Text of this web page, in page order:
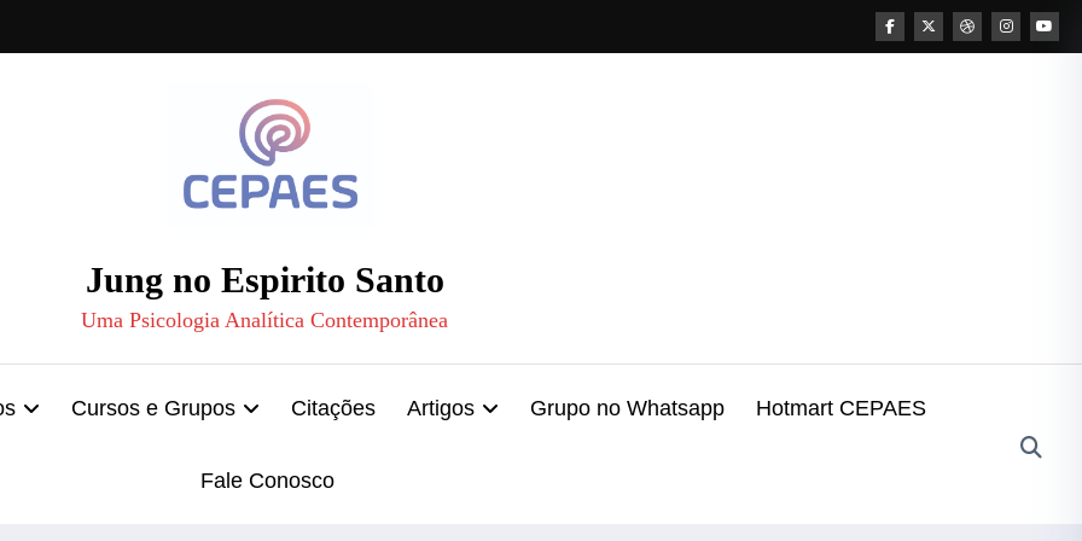
Jung no Espirito Santo
Uma Psicologia Analítica Contemporânea
Cursos e Grupos Citações Artigos Grupo no Whatsapp Hotmart CEPAES
Fale Conosco